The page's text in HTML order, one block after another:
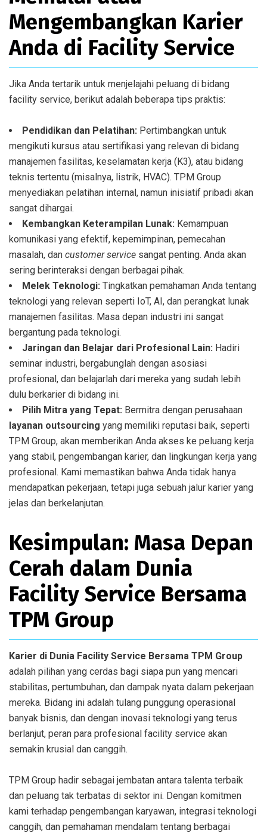
Mengembangkan Karier
Anda di Facility Service
Jika Anda tertarik untuk menjelajahi peluang di bidang
facility service, berikut adalah beberapa tips praktis:
Pendidikan dan Pelatihan: Pertimbangkan untuk
mengikuti kursus atau sertifikasi yang relevan di bidang
manajemen fasilitas, keselamatan kerja (K3), atau bidang
teknis tertentu (misalnya, listrik, HVAC). TPM Group
menyediakan pelatihan internal, namun inisiatif pribadi akan
sangat dihargai.
Kembangkan Keterampilan Lunak: Kemampuan
komunikasi yang efektif, kepemimpinan, pemecahan
masalah, dan customer service sangat penting. Anda akan
sering berinteraksi dengan berbagai pihak.
Melek Teknologi: Tingkatkan pemahaman Anda tentang
teknologi yang relevan seperti IoT, AI, dan perangkat lunak
manajemen fasilitas. Masa depan industri ini sangat
bergantung pada teknologi.
Jaringan dan Belajar dari Profesional Lain: Hadiri
seminar industri, bergabunglah dengan asosiasi
profesional, dan belajarlah dari mereka yang sudah lebih
dulu berkarier di bidang ini.
Pilih Mitra yang Tepat: Bermitra dengan perusahaan
layanan outsourcing yang memiliki reputasi baik, seperti
TPM Group, akan memberikan Anda akses ke peluang kerja
yang stabil, pengembangan karier, dan lingkungan kerja yang
profesional. Kami memastikan bahwa Anda tidak hanya
mendapatkan pekerjaan, tetapi juga sebuah jalur karier yang
jelas dan berkelanjutan.
Kesimpulan: Masa Depan
Cerah dalam Dunia
Facility Service Bersama
TPM Group
Karier di Dunia Facility Service Bersama TPM Group
adalah pilihan yang cerdas bagi siapa pun yang mencari
stabilitas, pertumbuhan, dan dampak nyata dalam pekerjaan
mereka. Bidang ini adalah tulang punggung operasional
banyak bisnis, dan dengan inovasi teknologi yang terus
berlanjut, peran para profesional facility service akan
semakin krusial dan canggih.
TPM Group hadir sebagai jembatan antara talenta terbaik
dan peluang tak terbatas di sektor ini. Dengan komitmen
kami terhadap pengembangan karyawan, integrasi teknologi
canggih, dan pemahaman mendalam tentang berbagai